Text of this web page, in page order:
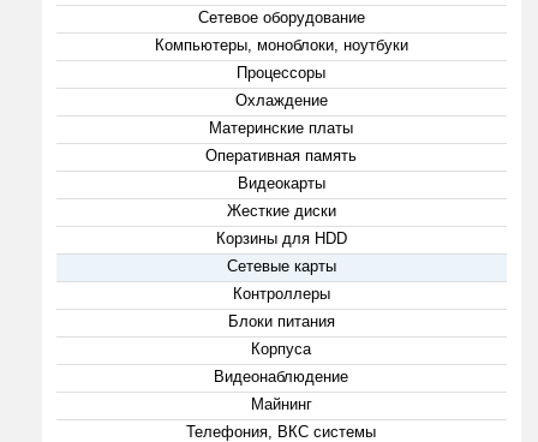
Сетевое оборудование
Компьютеры, моноблоки, ноутбуки
Процессоры
Охлаждение
Материнские платы
Оперативная память
Видеокарты
Жесткие диски
Корзины для HDD
Сетевые карты
Контроллеры
Блоки питания
Корпуса
Видеонаблюдение
Майнинг
Телефония, ВКС системы